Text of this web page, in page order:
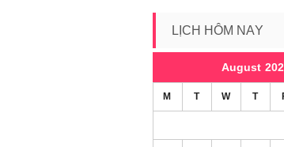
LỊCH HÔM NAY
August
M T W T